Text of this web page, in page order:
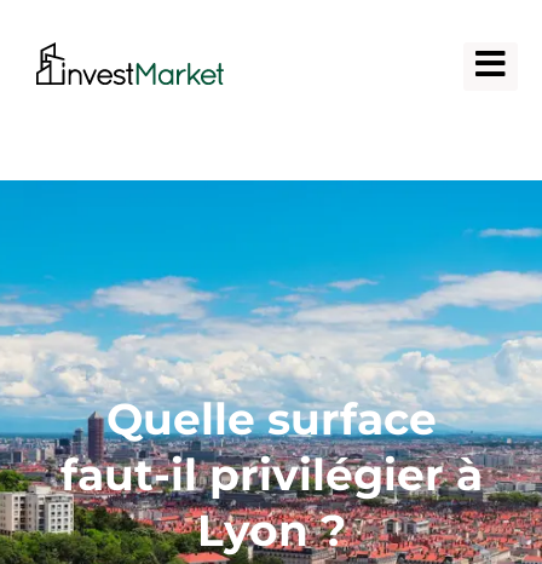
Quelle surface
faut-il privilégier à
Lyon ?